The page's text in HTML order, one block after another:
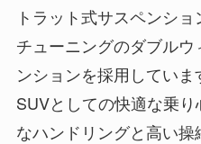
トラット式サスペンシ
チューニングのダブル
ンションを採用していま
SUVとしての快適な乗
なハンドリングと高い